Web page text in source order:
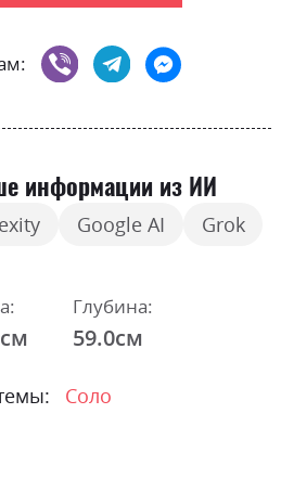
информации из ИИ
Google AI Grok
Глубина:
59.0см
Соло